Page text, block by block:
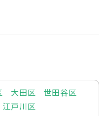
大田区
世田谷区
江戸川区